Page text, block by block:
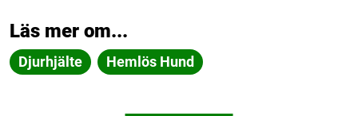
Läs mer om...
Djurhjälte Hemlös Hund